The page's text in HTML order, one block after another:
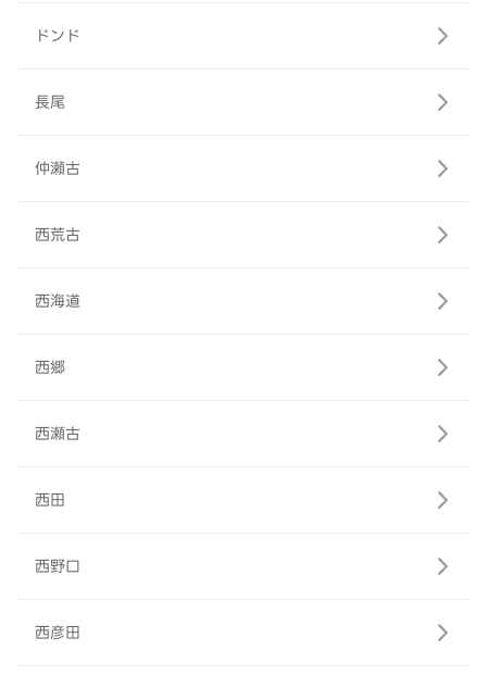
ドンド
長尾
仲瀬古
西荒古
西海道
西郷
西瀬古
西田
西野口
西彦田